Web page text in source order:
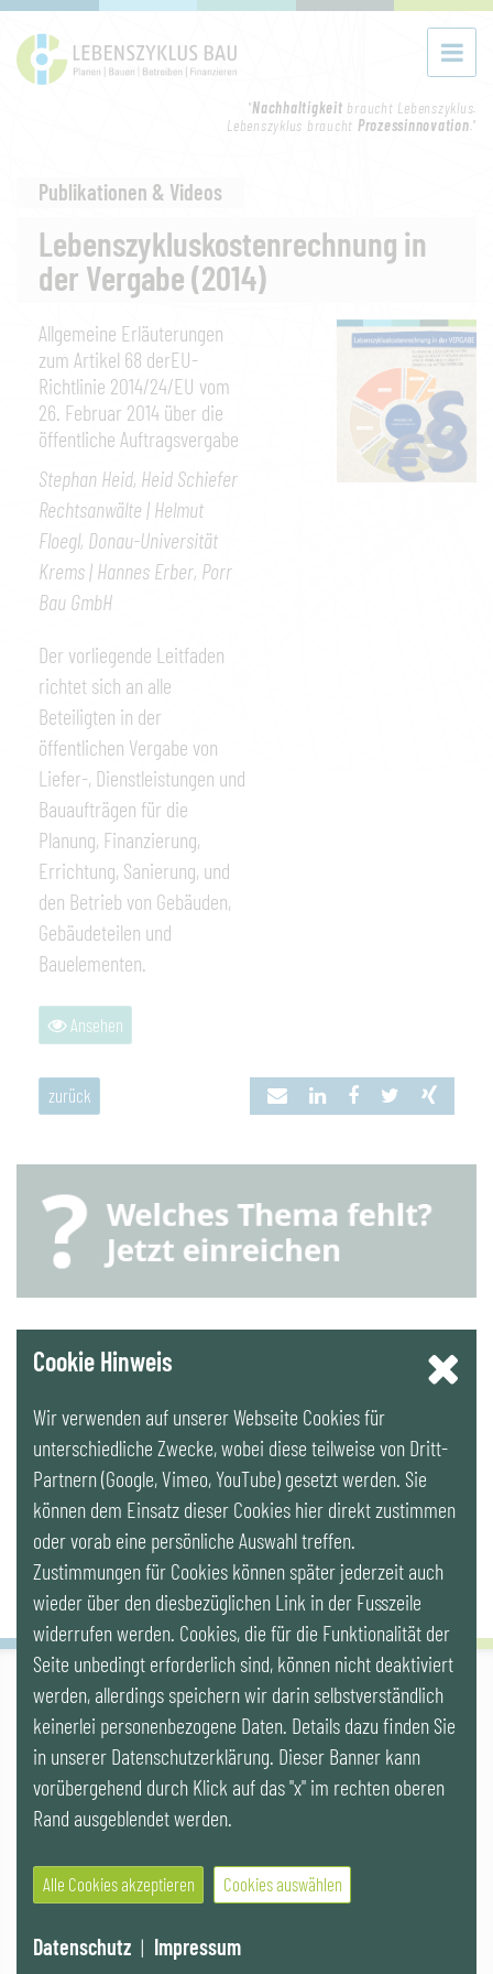
"Nachhaltigkeit braucht Lebenszyklus.
Lebenszyklus braucht Prozessinnovation."
Publikationen & Videos
Lebenszykluskostenrechnung in
der Vergabe (2014)
Allgemeine Erläuterungen
zum Artikel 68 derEU-
Richtlinie 2014/24/EU vom
26. Februar 2014 über die
öffentliche Auftragsvergabe
Stephan Heid, Heid Schiefer
Rechtsanwälte | Helmut
Floegl, Donau-Universität
Krems | Hannes Erber, Porr
Bau GmbH
Der vorliegende Leitfaden
richtet sich an alle
Beteiligten in der
öffentlichen Vergabe von
Liefer-, Dienstleistungen und
Bauaufträgen für die
Planung, Finanzierung,
Errichtung, Sanierung, und
den Betrieb von Gebäuden,
Gebäudeteilen und
Bauelementen.
Ansehen
zurück
YouTube
LinkedIn
Newsletter
IG LEBENSZYKLUS BAU
Wipplingerstr. 10/Top 9, Stoß im Himmel, A-1010 Wien
office@ig-lebenszyklus.at
Kontakt
Videos |Veranstaltungen
© 2021 IG LEBENSZYKLUS BAU
Website by SUNNY ROCKET MediaHouse
Cookie Hinweis
Wir verwenden auf unserer Webseite Cookies für
unterschiedliche Zwecke, wobei diese teilweise von Dritt-
Partnern (Google, Vimeo, YouTube) gesetzt werden. Sie
können dem Einsatz dieser Cookies hier direkt zustimmen
oder vorab eine persönliche Auswahl treffen.
Zustimmungen für Cookies können später jederzeit auch
wieder über den diesbezüglichen Link in der Fusszeile
widerrufen werden. Cookies, die für die Funktionalität der
Seite unbedingt erforderlich sind, können nicht deaktiviert
werden, allerdings speichern wir darin selbstverständlich
keinerlei personenbezogene Daten. Details dazu finden Sie
in unserer Datenschutzerklärung. Dieser Banner kann
vorübergehend durch Klick auf das "x" im rechten oberen
Rand ausgeblendet werden.
Alle Cookies akzeptieren Cookies auswählen
Datenschutz | Impressum